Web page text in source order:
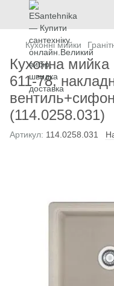
Кухонні мийки
Кухонна
611-78,
(114.0258.031)
Артикул: 114.0258.031